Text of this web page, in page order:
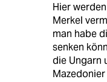
Hier
Merkel
man habe
senken
die Ungarn